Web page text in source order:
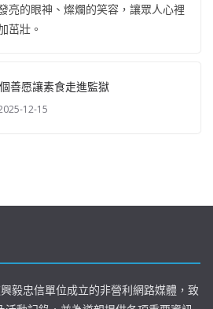
亮的眼神、燦爛的笑容，讓眾人心裡
茁壯。
善愿讓素食走進監獄
12-15
毅忠信單位成立的非營利網路媒體，致